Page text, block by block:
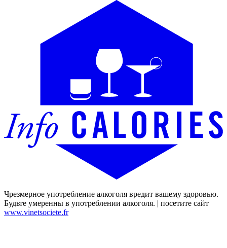
Чрезмерное употребление алкоголя вредит вашему здоровью.
Будьте умеренны в употреблении алкоголя. | посетите сайт
www.vinetsociete.fr